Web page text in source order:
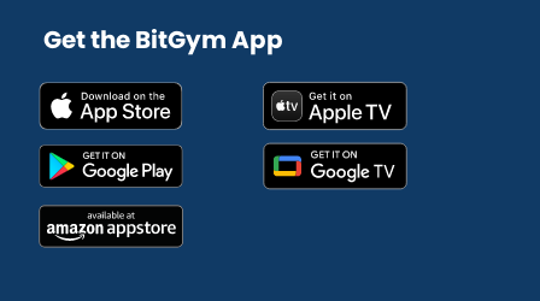
Get the BitGym App